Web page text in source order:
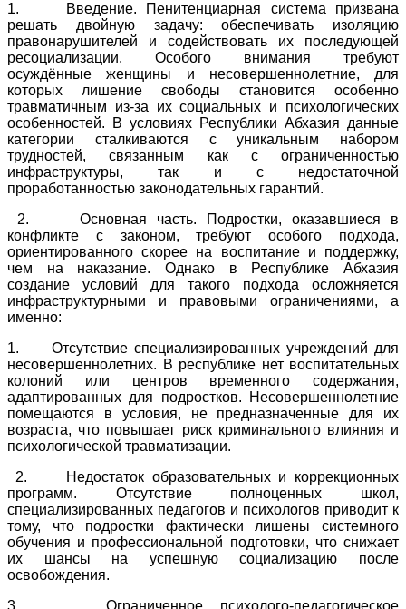
1. Введение. Пенитенциарная система призвана
решать двойную задачу: обеспечивать изоляцию
правонарушителей и содействовать их последующей
ресоциализации. Особого внимания требуют
осуждённые женщины и несовершеннолетние, для
которых лишение свободы становится особенно
травматичным из-за их социальных и психологических
особенностей. В условиях Республики Абхазия данные
категории сталкиваются с уникальным набором
трудностей, связанным как с ограниченностью
инфраструктуры, так и с недостаточной
проработанностью законодательных гарантий.
2. Основная часть. Подростки, оказавшиеся в
конфликте с законом, требуют особого подхода,
ориентированного скорее на воспитание и поддержку,
чем на наказание. Однако в Республике Абхазия
создание условий для такого подхода осложняется
инфраструктурными и правовыми ограничениями, а
именно:
1. Отсутствие специализированных учреждений для
несовершеннолетних. В республике нет воспитательных
колоний или центров временного содержания,
адаптированных для подростков. Несовершеннолетние
помещаются в условия, не предназначенные для их
возраста, что повышает риск криминального влияния и
психологической травматизации.
2. Недостаток образовательных и коррекционных
программ. Отсутствие полноценных школ,
специализированных педагогов и психологов приводит к
тому, что подростки фактически лишены системного
обучения и профессиональной подготовки, что снижает
их шансы на успешную социализацию после
освобождения.